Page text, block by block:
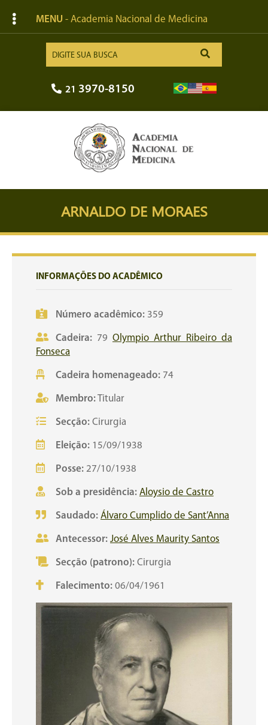
MENU - Academia Nacional de Medicina
21 3970-8150
ARNALDO DE MORAES
INFORMAÇÕES DO ACADÊMICO
Número acadêmico: 359
Cadeira: 79 Olympio Arthur Ribeiro da
Fonseca
Cadeira homenageado: 74
Membro:Titular
Secção: Cirurgia
Eleição: 15/09/1938
Posse: 27/10/1938
Sob a presidência: Aloysio de Castro
Saudado: Álvaro Cumplido de Sant’Anna
Antecessor: José Alves Maurity Santos
Secção (patrono): Cirurgia
Falecimento: 06/04/1961